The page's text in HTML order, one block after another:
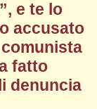
e te lo
accusato
fatto
denuncia